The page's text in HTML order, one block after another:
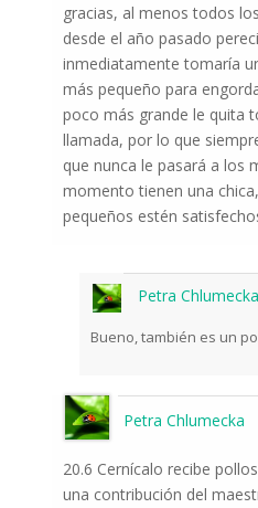
gracias, al menos todos
desde el año pasado
inmediatamente tomaría
más pequeño para
poco más grande le quita
llamada, por lo que
que nunca le pasará a los
momento tienen una
pequeños estén
Petra Chlumecka
Bueno, también es un
Petra Chlumecka
20.6 Cernícalo recibe
una contribución del